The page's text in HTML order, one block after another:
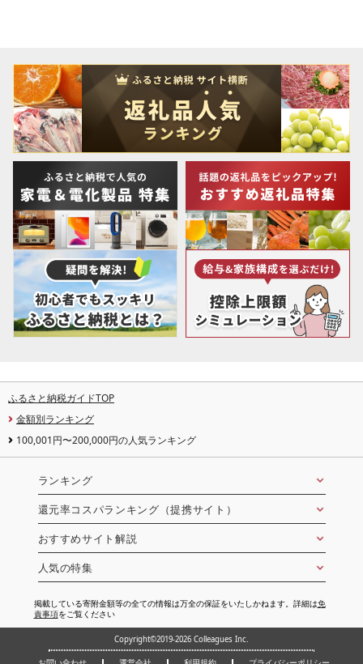
ふるさと納税ガイドTOP
金額別ランキング
100,001円〜200,000円の人気ランキング
ランキング
還元率コスパランキング（提携サイト）
おすすめサイト解説
人気の特集
掲載している寄附金額等の全ての情報は万全の保証をいたしかねます。詳細は免
責事項をご覧ください
Copyright©2019-2026 Colleagues Inc.